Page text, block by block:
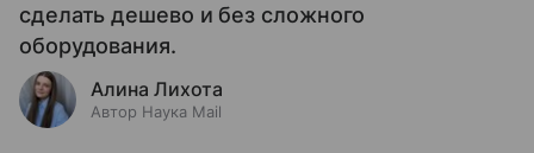
сделать дешево и без сложного
оборудования.
Алина Лихота
Автор Наука Mail